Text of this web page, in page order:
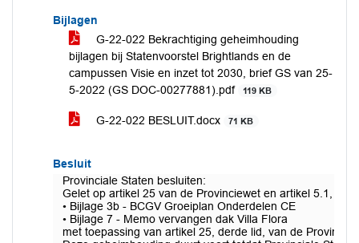
Bijlagen
G-22-022 Bekrachtiging geheimhouding
bijlagen bij Statenvoorstel Brightlands en de
campussen Visie en inzet tot 2030, brief GS van 25-
5-2022 (GS DOC-00277881).pdf
119 KB
G-22-022 BESLUIT.docx 71 KB
Besluit
Provinciale Staten besluiten:
Gelet op artikel 25 van de Provinciewet en artikel 5.1,
• Bijlage 3b - BCGV Groeiplan Onderdelen CE
• Bijlage 7 - Memo vervangen dak Villa Flora
met toepassing van artikel 25, derde lid, van de